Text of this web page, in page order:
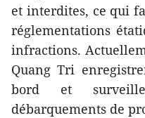
et interdites, ce qui
réglementations
infractions.
Quang Tri
bord et
débarquements de